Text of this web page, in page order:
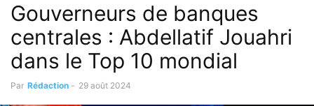
Gouverneurs de banques
centrales : Abdellatif Jouahri
dans le Top 10 mondial
Par Rédaction - 29 août 2024